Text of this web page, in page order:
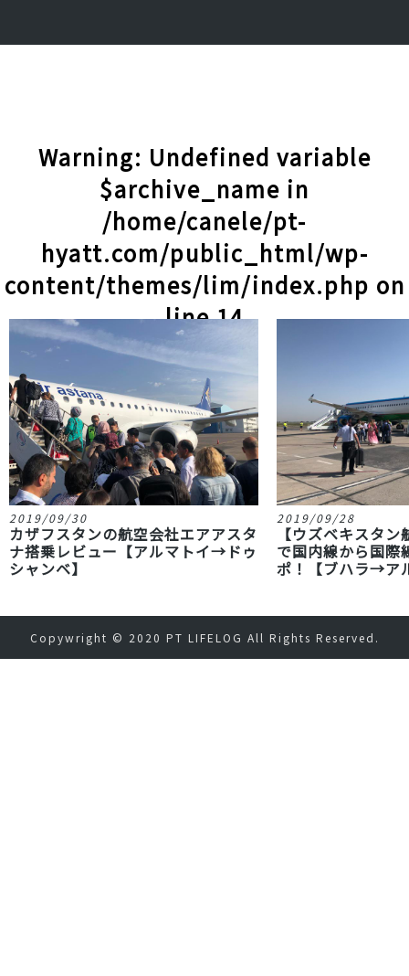
Warning: Undefined variable
$archive_name in
/home/canele/pt-
hyatt.com/public_html/wp-
content/themes/lim/index.php on
line14
記事一覧
2019/09/30
カザフスタンの航空会社エアアスタ
ナ搭乗レビュー【アルマトイ→ドゥ
シャンベ】
2019/09/28
【ウズベキスタ
で国内線から国際
ポ！【ブハラ→ア
Copywright © 2020 PT LIFELOG All Rights Reserved.